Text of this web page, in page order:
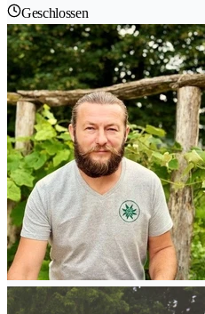
Geschlossen